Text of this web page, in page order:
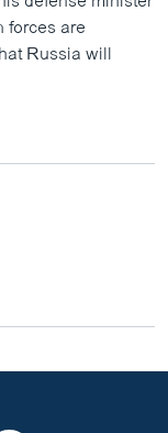
forces are
Russia will